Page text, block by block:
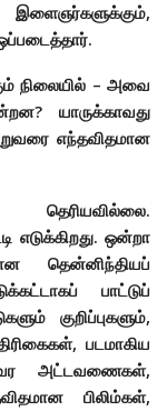
நிலையில் – அவை
யாருக்காவது
எந்தவிதமான
ஒன்றா
தென்னிந்தியப்
பாட்டுப்
குறிப்புகளும்,
படமாகிய
அட்டவணைகள்,
பிலிம்கள்,